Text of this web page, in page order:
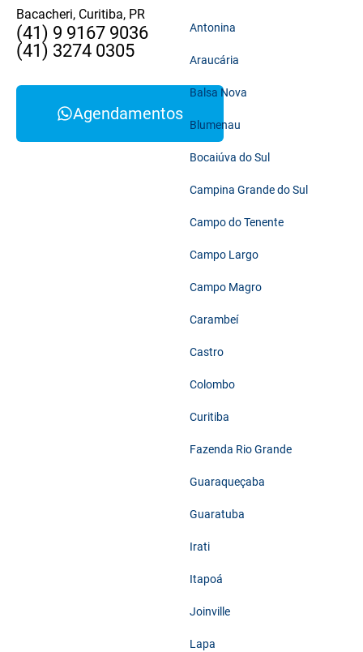
Bacacheri, Curitiba, PR
(41) 9 9167 9036
(41) 3274 0305
Agendamentos
Antonina
Araucária
Balsa Nova
Blumenau
Bocaiúva do Sul
Campina Grande do Sul
Campo do Tenente
Campo Largo
Campo Magro
Carambeí
Castro
Colombo
Curitiba
Fazenda Rio Grande
Guaraqueçaba
Guaratuba
Irati
Itapoá
Joinville
Lapa